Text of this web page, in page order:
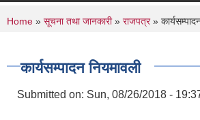
You are here
Home » सूचना तथा जानकारी» राजपत्र»
कार्यसम्पादन नियमावली
Submitted on: Sun, 08/26/2018 -